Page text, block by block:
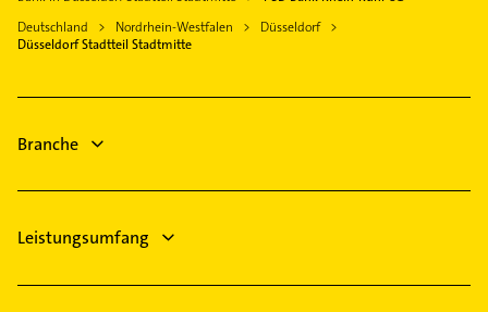
Golzheim
Hassels
Lohausen
Pempelfort
Monheim am Rhein
Bauunternehmen
Gasinstallateur
Klempner
Zahnarzt
Deutschland
Nordrhein-Westfalen
Düsseldorf
Düsseldorf Stadtteil Stadtmitte
Branche
Leistungsumfang